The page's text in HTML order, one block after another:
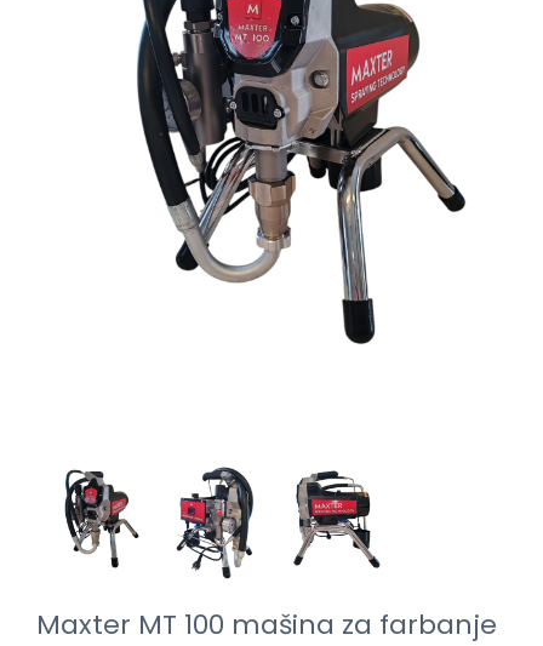
Maxter MT 100 mašina za farbanje